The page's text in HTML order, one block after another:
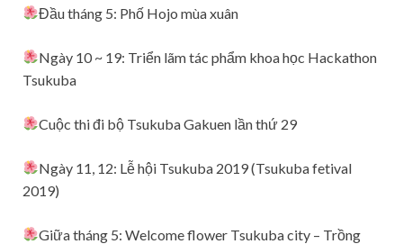
Đầu tháng 5: Phố Hojo mùa xuân
Ngày 10 ~ 19: Triển lãm tác phẩm khoa học Hackathon
Tsukuba
Cuộc thi đi bộ Tsukuba Gakuen lần thứ 29
Ngày 11, 12: Lễ hội Tsukuba 2019 (Tsukuba fetival
2019)
Giữa tháng 5: Welcome flower Tsukuba city – Trồng